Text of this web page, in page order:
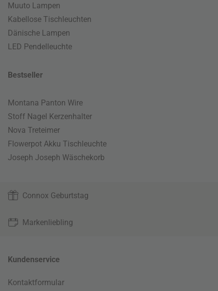
Muuto Lampen
Kabellose Tischleuchten
Dänische Lampen
LED Pendelleuchte
Bestseller
Montana Panton Wire
Stoff Nagel Kerzenhalter
Nova Treteimer
Flowerpot Akku Tischleuchte
Joseph Joseph Wäschekorb
Connox Geburtstag
Markenliebling
Kundenservice
Kontaktformular